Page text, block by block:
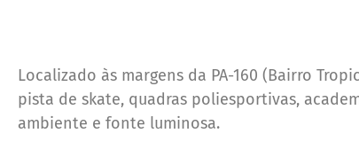
Localizado às margens da PA-160 (Bairro
pista de skate, quadras poliesportivas,
ambiente e fonte luminosa.